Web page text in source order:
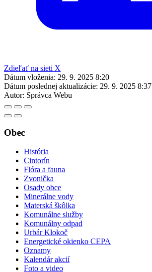
Zdieľať na sieti X
Dátum vloženia: 29. 9. 2025 8:20
Dátum poslednej aktualizácie: 29. 9. 2025 8:37
Autor: Správca Webu
Obec
História
Cintorín
Flóra a fauna
Zvonička
Osady obce
Minerálne vody
Materská škôlka
Komunálne služby
Komunálny odpad
Urbár Klokoč
Energetické okienko CEPA
Oznamy
Kalendár akcií
Foto a video